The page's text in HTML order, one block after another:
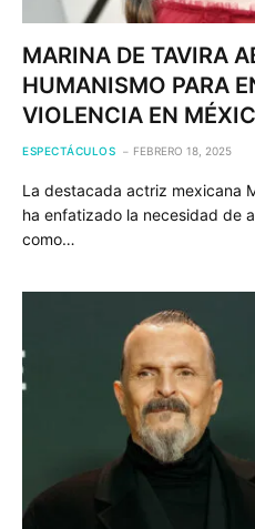
MARINA DE TAVIRA
HUMANISMO PARA
VIOLENCIA EN
ESPECTÁCULOS FEBRERO 18, 2025
La destacada actriz mexicana
ha enfatizado la necesidad de
como…